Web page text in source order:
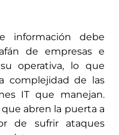
información debe
de empresas e
operativa, lo que
complejidad de las
IT que manejan.
abren la puerta a
de sufrir ataques